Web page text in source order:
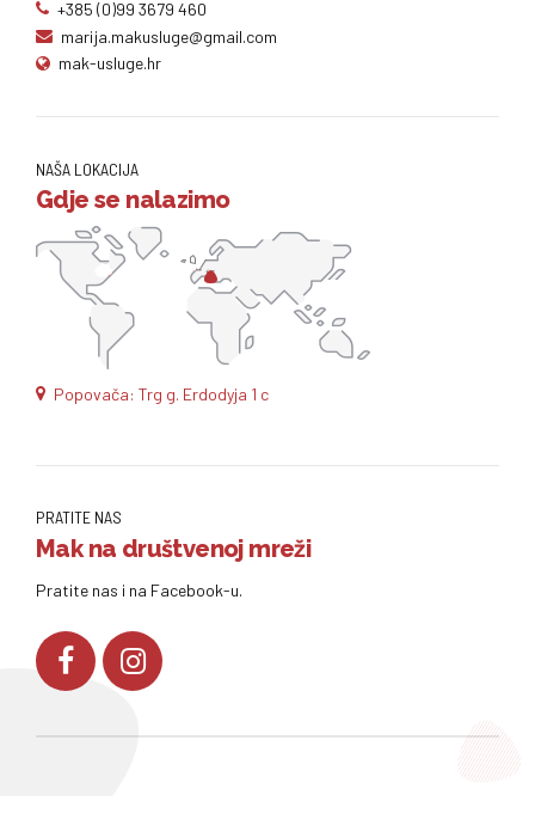
+385 (0)99 3679 460
marija.makusluge@gmail.com
mak-usluge.hr
NAŠA LOKACIJA
Gdje se nalazimo
Popovača: Trg g. Erdodyja 1 c
PRATITE NAS
Mak na društvenoj mreži
Pratite nas i na Facebook-u.